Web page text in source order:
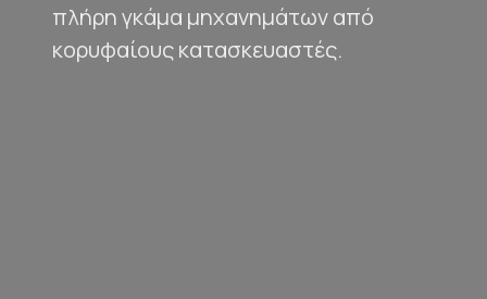
πλήρη γκάμα μηχανημάτων από
κορυφαίους κατασκευαστές.